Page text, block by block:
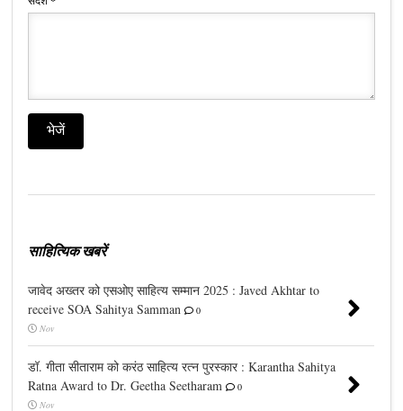
साहित्यिक खबरें
जावेद अख्तर को एसओए साहित्य सम्मान 2025 : Javed Akhtar to
receive SOA Sahitya Samman
0
Nov
डॉ. गीता सीताराम को करंठ साहित्य रत्न पुरस्कार : Karantha Sahitya
Ratna Award to Dr. Geetha Seetharam
0
Nov